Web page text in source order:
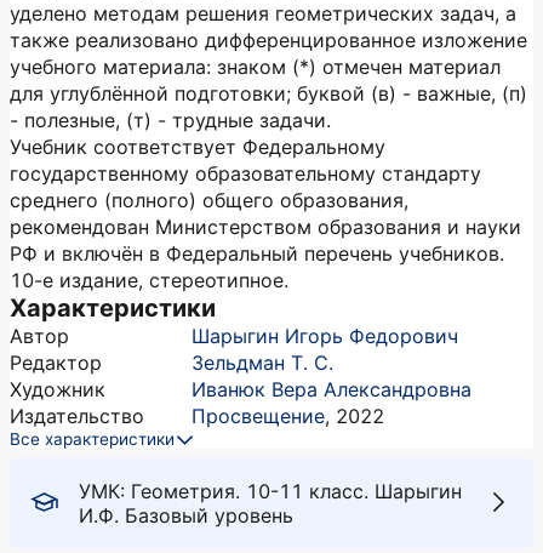
УМК: Геометрия. 10-11 класс. Шарыгин
И.Ф. Базовый уровень
уделено методам решения геометрических задач, а
также реализовано дифференцированное изложение
учебного материала: знаком (*) отмечен материал
для углублённой подготовки; буквой (в) - важные, (п)
- полезные, (т) - трудные задачи.
Учебник соответствует Федеральному
государственному образовательному стандарту
среднего (полного) общего образования,
рекомендован Министерством образования и науки
РФ и включён в Федеральный перечень учебников.
10-е издание, стереотипное.
Характеристики
Автор
Шарыгин Игорь Федорович
Редактор
Зельдман Т. С.
Художник
Иванюк Вера Александровна
Издательство
Просвещение, 2022
Все характеристики